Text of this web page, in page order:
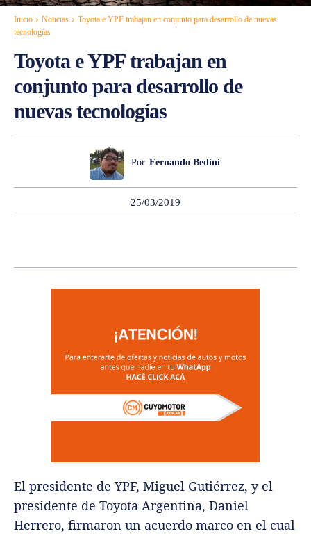
Inicio Noticias
Toyota e YPF trabajan en conjunto para desarrollo de nuevas
tecnologías
Toyota e YPF trabajan en
conjunto para desarrollo de
nuevas tecnologías
Por Fernando Bedini
25/03/2019
El presidente de YPF, Miguel Gutiérrez, y el
presidente de Toyota Argentina, Daniel
Herrero, firmaron un acuerdo marco en el cual